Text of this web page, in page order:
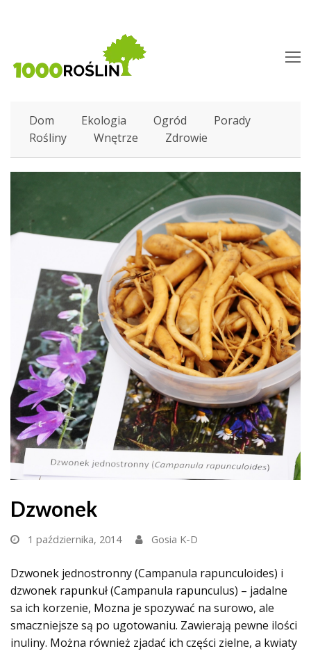
Dom Ekologia Ogród
Porady
Rośliny
Wnętrze Zdrowie
Dzwonek
1 października, 2014 Gosia K-D
Dzwonek jednostronny(Campanula rapunculoides) i
dzwonek rapunkuł (Campanula rapunculus) – jadalne
sa ich korzenie, Mozna je spozywać na surowo, ale
smaczniejsze są po ugotowaniu. Zawierają pewne ilości
inuliny. Można również zjadać ich części zielne, a kwiaty